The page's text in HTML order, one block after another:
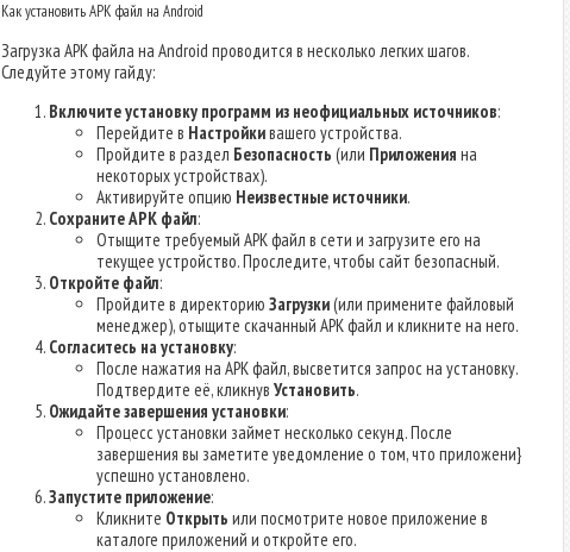
Как установить APK файл на Android
Загрузка APK файла на Android проводится в несколько легких шагов.
Следуйте этому гайду:
Включите установку программ из неофициальных источников:
Перейдите в Настройкивашего устройства.
Пройдите в раздел Безопасность (или Приложения на
некоторых устройствах).
Активируйте опцию Неизвестные источники.
Сохраните APK файл:
Отыщите требуемый APK файл в сети и загрузите его на
текущее устройство. Проследите, чтобы сайт безопасный.
Откройте файл:
Пройдите в директорию Загрузки(или примените файловый
менеджер), отыщите скачанный APK файл и кликните на него.
Согласитесь на установку:
После нажатия на APK файл, высветится запрос на установку.
Подтвердите её, кликнув Установить.
Ожидайте завершения установки:
Процесс установки займет несколько секунд. После
завершения вы заметите уведомление о том, что приложени}
успешно установлено.
Запустите приложение:
Кликните Открыть или посмотрите новое приложение в
каталоге приложений и откройте его.